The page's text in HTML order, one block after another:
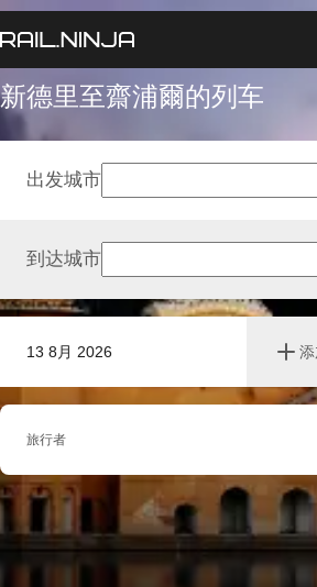
新德里至齋浦爾的列车
13 8月 2026
出发城市
到达城市
旅行者